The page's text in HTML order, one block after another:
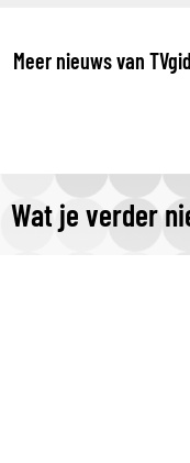
Meer nieuws van
Wat je verder